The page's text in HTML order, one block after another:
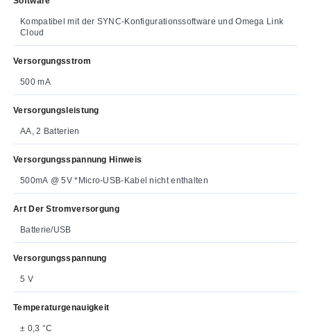
Kompatibel mit der SYNC-Konfigurationssoftware und Omega Link
Cloud
Versorgungsstrom
500 mA
Versorgungsleistung
AA, 2 Batterien
Versorgungsspannung Hinweis
500mA @ 5V *Micro-USB-Kabel nicht enthalten
Art Der Stromversorgung
Batterie/USB
Versorgungsspannung
5 V
Temperaturgenauigkeit
± 0,3 °C